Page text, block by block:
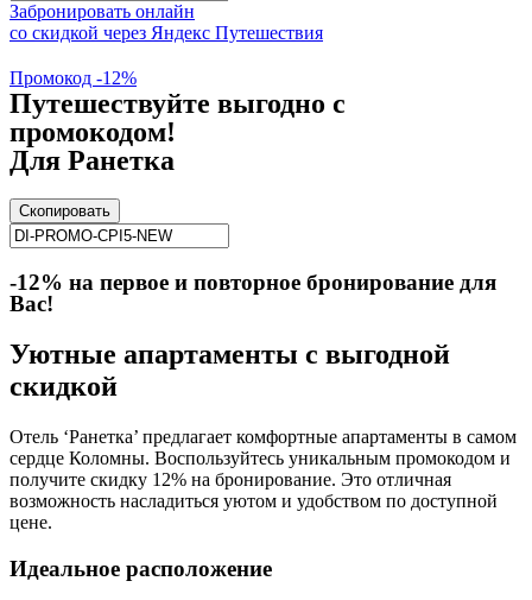
Забронировать онлайн
со скидкой через Яндекс Путешествия
Промокод -12%
Путешествуйте выгодно с
промокодом!
Для Ранетка
Скопировать
-12% на первое и повторное бронирование для
Вас!
Уютные апартаменты с выгодной
скидкой
Отель ‘Ранетка’ предлагает комфортные апартаменты в самом
сердце Коломны. Воспользуйтесь уникальным промокодом и
получите скидку 12% на бронирование. Это отличная
возможность насладиться уютом и удобством по доступной
цене.
Идеальное расположение